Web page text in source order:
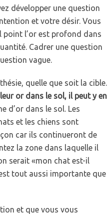
développer une question
et votre désir. Vous
point l’or est profond dans
Cadrer une question
vague.
quelle que soit la cible.
or dans le sol, il peut y en
d’or dans le sol. Les
et les chiens sont
car ils continueront de
la zone dans laquelle il
serait «mon chat est-il
tout aussi importante que
et que vous vous